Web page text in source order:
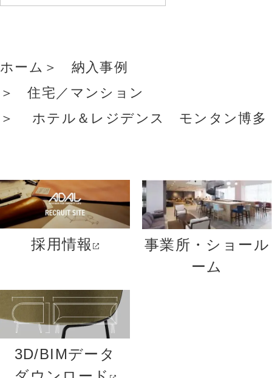
ホーム
納入事例
住宅／マンション
ホテル＆レジデンス モンタン博多
採用情報
事業所・ショール
ーム
3D/BIMデータ